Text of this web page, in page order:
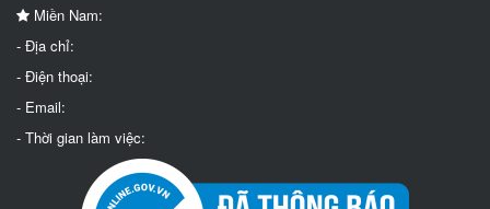
Miền Nam:
- Địa chỉ:
- Điện thoại:
- Email:
- Thời gian làm việc: